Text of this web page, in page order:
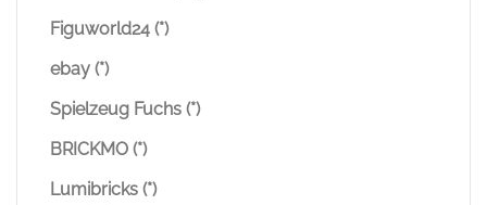
Figuworld24 (*)
ebay (*)
Spielzeug Fuchs (*)
BRICKMO (*)
Lumibricks (*)